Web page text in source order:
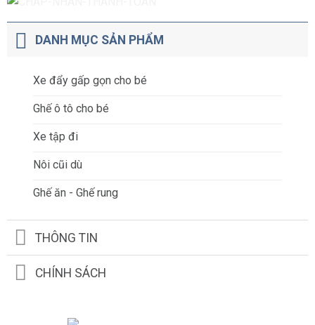
DANH MỤC SẢN PHẨM
Xe đẩy gấp gọn cho bé
Ghế ô tô cho bé
Xe tập đi
Nôi cũi dù
Ghế ăn - Ghế rung
THÔNG TIN
CHÍNH SÁCH